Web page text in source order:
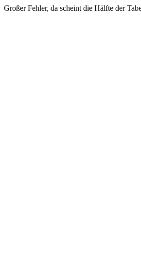
Großer Fehler, da scheint die Hälfte der